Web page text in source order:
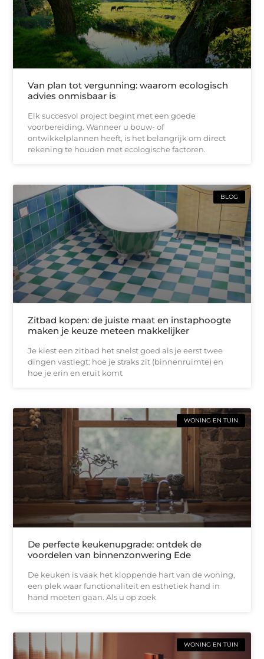
Van plan tot vergunning: waarom ecologisch
advies onmisbaar is
Elk succesvol project begint met een goede
voorbereiding. Wanneer u bouw- of
ontwikkelplannen heeft, is het belangrijk om direct
rekening te houden met ecologische factoren.
BLOG
Zitbad kopen: de juiste maat en instaphoogte
maken je keuze meteen makkelijker
Je kiest een zitbad het snelst goed als je eerst twee
dingen vastlegt: hoe je straks zit (binnenruimte) en
hoe je erin en eruit komt
WONING EN TUIN
De perfecte keukenupgrade: ontdek de
voordelen van binnenzonwering Ede
De keuken is vaak het kloppende hart van de woning,
een plek waar functionaliteit en esthetiek hand in
hand moeten gaan. Als u op zoek
WONING EN TUIN